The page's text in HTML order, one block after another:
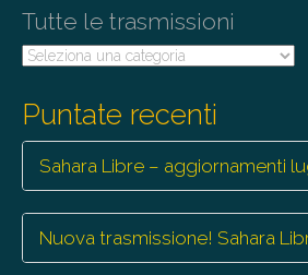
Tutte le trasmissioni
Tutte
Puntate recenti
Sahara Libre – aggiornamenti
Nuova trasmissione! Sahara